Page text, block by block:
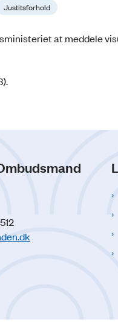
Justitsforhold
at meddele